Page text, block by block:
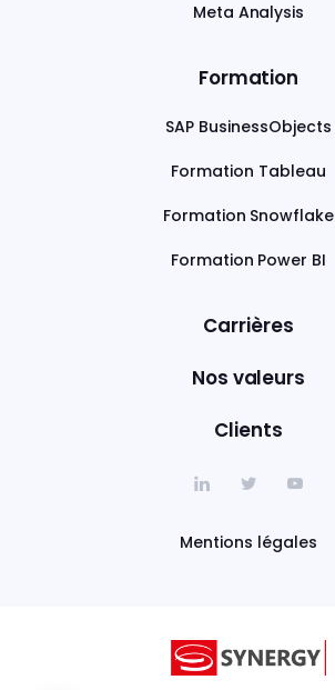
Meta Analysis
Formation
SAP BusinessObjects
Formation Tableau
Formation Snowflake
Formation Power BI
Carrières
Nos valeurs
Clients
Mentions légales